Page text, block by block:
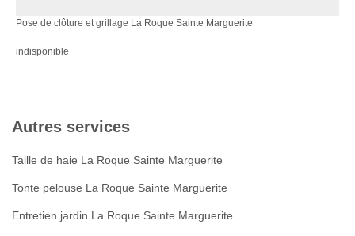
Pose de clôture et grillage La Roque Sainte Marguerite
indisponible
Autres services
Taille de haie La Roque Sainte Marguerite
Tonte pelouse La Roque Sainte Marguerite
Entretien jardin La Roque Sainte Marguerite